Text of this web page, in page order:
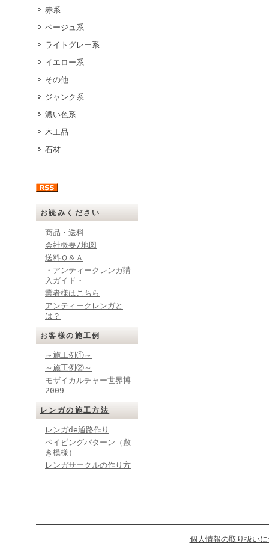
赤系
ベージュ系
ライトグレー系
イエロー系
その他
ジャンク系
濃い色系
木工品
石材
お読みください
商品・送料
会社概要/地図
送料Ｑ＆Ａ
・アンティークレンガ購
入ガイド・
業者様はこちら
アンティークレンガと
は？
お客様の施工例
～施工例①～
～施工例②～
モザイカルチャー世界博
2009
レンガの施工方法
レンガde通路作り
ペイビングパターン（敷
き模様）
レンガサークルの作り方
個人情報の取り扱い